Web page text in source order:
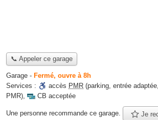
📞 Appeler ce garage
Garage - Fermé, ouvre à 8h
Services :
accès PMR (parking, entrée
PMR), CB acceptée
Une personne recommande ce garage. Je